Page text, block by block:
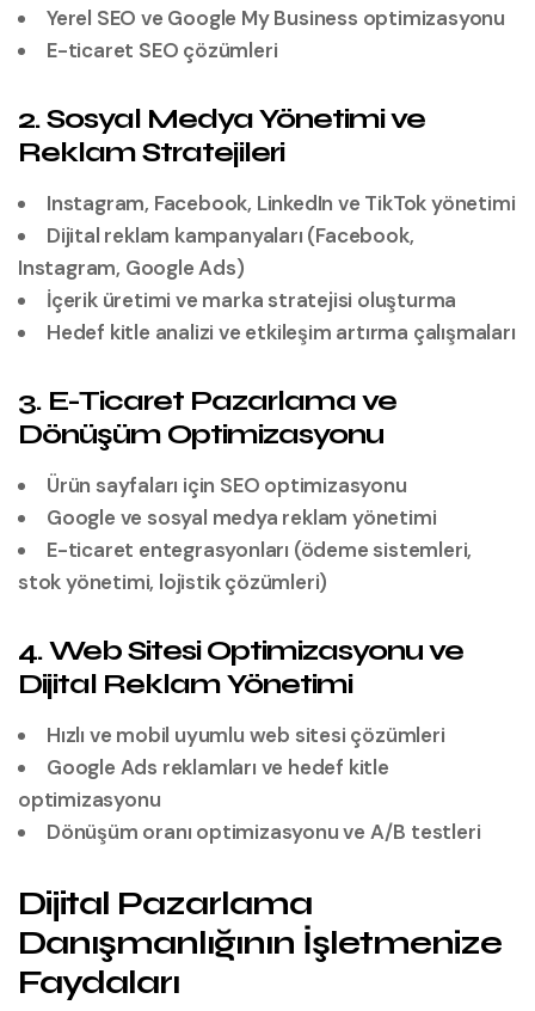
Yerel SEO ve Google My Business optimizasyonu
E-ticaret SEO çözümleri
2. Sosyal Medya Yönetimi ve
Reklam Stratejileri
Instagram, Facebook, LinkedIn ve TikTok yönetimi
Dijital reklam kampanyaları (Facebook,
Instagram, Google Ads)
İçerik üretimi ve marka stratejisi oluşturma
Hedef kitle analizi ve etkileşim artırma çalışmaları
3. E-Ticaret Pazarlama ve
Dönüşüm Optimizasyonu
Ürün sayfaları için SEO optimizasyonu
Google ve sosyal medya reklam yönetimi
E-ticaret entegrasyonları (ödeme sistemleri,
stok yönetimi, lojistik çözümleri)
4. Web Sitesi Optimizasyonu ve
Dijital Reklam Yönetimi
Hızlı ve mobil uyumlu web sitesi çözümleri
Google Ads reklamları ve hedef kitle
optimizasyonu
Dönüşüm oranı optimizasyonu ve A/B testleri
Dijital Pazarlama
Danışmanlığının İşletmenize
Faydaları